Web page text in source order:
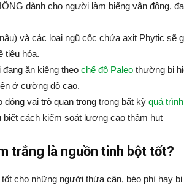
dành cho người làm biếng vận động,
và các loại ngũ cốc chứa axit Phytic sẽ
tiêu hóa.
ăn kiêng theo chế độ Paleo thường bị
ở cường độ cao.
đóng vai trò quan trọng trong bất kỳ quá
biết cách kiểm soát lượng cao thâm hụt
trắng là nguồn tinh bột tốt?
cho những người thừa cân, béo phì hay